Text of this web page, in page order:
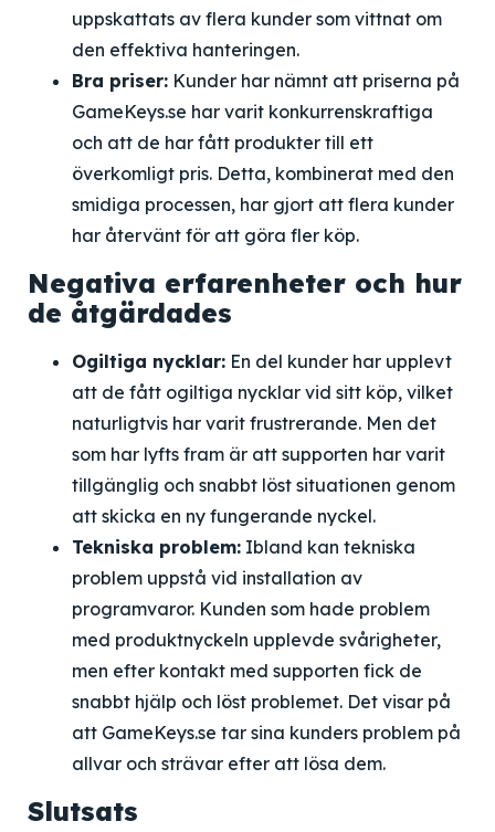
uppskattats av flera kunder som vittnat om
den effektiva hanteringen.
Bra priser: Kunder har nämnt att priserna på
GameKeys.se har varit konkurrenskraftiga
och att de har fått produkter till ett
överkomligt pris. Detta, kombinerat med den
smidiga processen, har gjort att flera kunder
har återvänt för att göra fler köp.
Negativa erfarenheter och hur
de åtgärdades
Ogiltiga nycklar: En del kunder har upplevt
att de fått ogiltiga nycklar vid sitt köp, vilket
naturligtvis har varit frustrerande. Men det
som har lyfts fram är att supporten har varit
tillgänglig och snabbt löst situationen genom
att skicka en ny fungerande nyckel.
Tekniska problem: Ibland kan tekniska
problem uppstå vid installation av
programvaror. Kunden som hade problem
med produktnyckeln upplevde svårigheter,
men efter kontakt med supporten fick de
snabbt hjälp och löst problemet. Det visar på
att GameKeys.se tar sina kunders problem på
allvar och strävar efter att lösa dem.
Slutsats